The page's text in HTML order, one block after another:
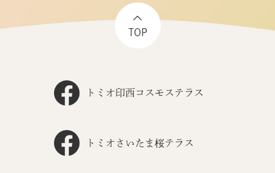
TOP
トミオ印西コスモステラス
トミオさいたま桜テラス